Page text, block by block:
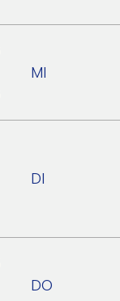
MI
DI
DO